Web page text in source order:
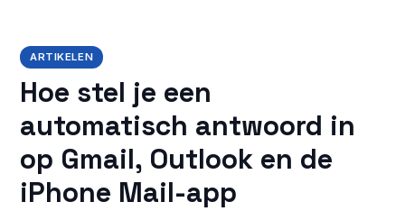
ARTIKELEN
Hoe stel je een
automatisch antwoord in
op Gmail, Outlook en de
iPhone Mail-app